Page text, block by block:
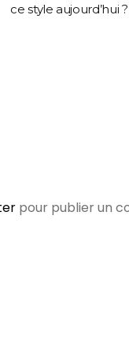
ce style aujourd’hui ?
pour publier un